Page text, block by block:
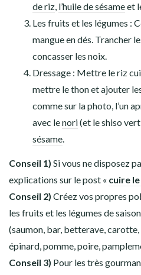
de riz, l’huile de sésameet
Les fruits et les légumes :
mangue en dés. Trancher
concasser les noix.
Dressage : Mettre le riz
mettre le thon et ajouter
comme sur la photo, l’un
avec lenori(et le shiso
sésame.
Conseil 1) Si vous ne disposez
explications sur le post « cuire
Conseil 2) Créez vos propres
les fruits et les légumes de
(saumon, bar, betterave,
épinard, pomme, poire,
Conseil 3) Pour les très